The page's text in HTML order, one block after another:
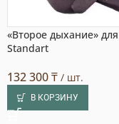
«Второе дыхание»
Standart
132 300₸ / шт.
В КОРЗИНУ